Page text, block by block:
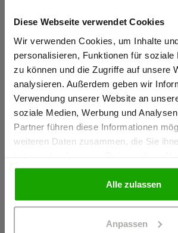
Diese Webseite verwendet Cookies
Wir verwenden Cookies, um Inhalte
personalisieren, Funktionen für soziale
zu können und die Zugriffe auf unsere
analysieren. Außerdem geben wir
Verwendung unserer Website an
soziale Medien, Werbung und
Partner führen diese Informationen
weiteren Daten zusammen, die Sie
gesammelt haben.
Alle zulassen
Anpassen
Atmungsaktiv
Schnelltrocknend
4-Wege-Stretch
Kein Einsatz von PFAS
Sind Sie
Ich bestätige, dass ich
Preise werden netto